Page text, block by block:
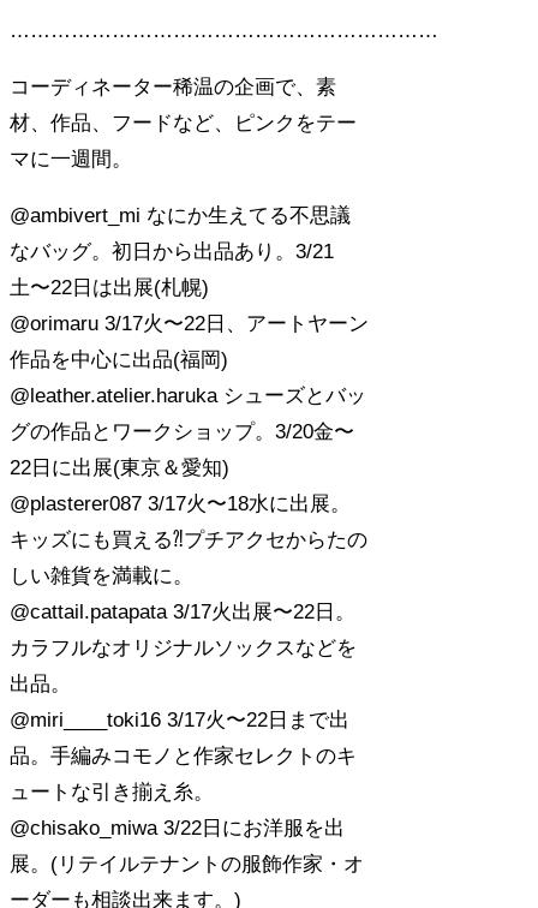
………………………………………………………
コーディネーター稀温の企画で、素
材、作品、フードなど、ピンクをテー
マに一週間。
@ambivert_mi なにか生えてる不思議
なバッグ。初日から出品あり。3/21
土〜22日は出展(札幌)
@orimaru 3/17火〜22日、アートヤーン
作品を中心に出品(福岡)
@leather.atelier.haruka シューズとバッ
グの作品とワークショップ。3/20金〜
22日に出展(東京＆愛知)
@plasterer087 3/17火〜18水に出展。
キッズにも買える⁈プチアクセからたの
しい雑貨を満載に。
@cattail.patapata 3/17火出展〜22日。
カラフルなオリジナルソックスなどを
出品。
@miri____toki16 3/17火〜22日まで出
品。手編みコモノと作家セレクトのキ
ュートな引き揃え糸。
@chisako_miwa 3/22日にお洋服を出
展。(リテイルテナントの服飾作家・オ
ーダーも相談出来ます。)